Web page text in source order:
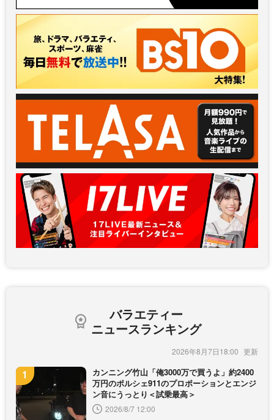
バラエティー
ニュースランキング
2026年8月7日18:00
カンニング竹山「俺3000万で買うよ」約2400
万円のポルシェ911のプロポーションとエンジ
ン音にうっとり＜試乗最高＞
2026/8/7 12:00